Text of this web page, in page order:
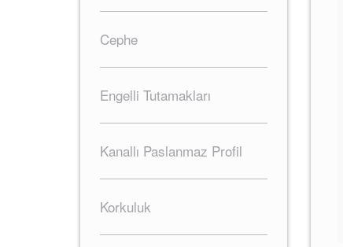
Cephe
Engelli Tutamakları
Kanallı Paslanmaz Profil
Korkuluk